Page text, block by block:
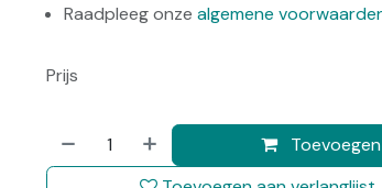
Raadpleeg onze algemene
Toevoegen
Prijs